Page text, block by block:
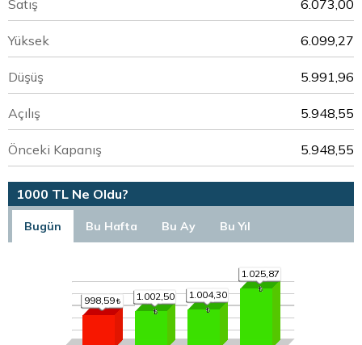
Satış 6.073,00
Yüksek 6.099,27
Düşüş 5.991,96
Açılış 5.948,55
Önceki Kapanış 5.948,55
1000 TL Ne Oldu?
Bugün Bu Hafta Bu Ay Bu Yıl
998,59 1.002,50 1.004,30
1.025,87